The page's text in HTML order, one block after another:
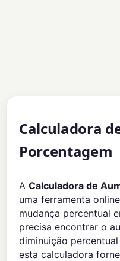
Calculadora
Porcentagem
ACalculadora de
uma ferramenta
mudança percentual
precisa encontrar o
diminuição
esta calculadora